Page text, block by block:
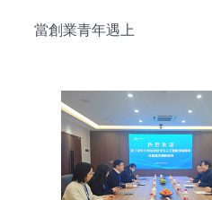
當創業青年遇上